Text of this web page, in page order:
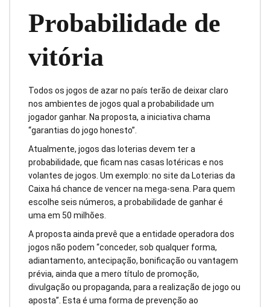
Probabilidade de
vitória
Todos os jogos de azar no país terão de deixar claro
nos ambientes de jogos qual a probabilidade um
jogador ganhar. Na proposta, a iniciativa chama
“garantias do jogo honesto”.
Atualmente, jogos das loterias devem ter a
probabilidade, que ficam nas casas lotéricas e nos
volantes de jogos. Um exemplo: no site da Loterias da
Caixa há chance de vencer na mega-sena. Para quem
escolhe seis números, a probabilidade de ganhar é
uma em 50 milhões.
A proposta ainda prevê que a entidade operadora dos
jogos não podem “conceder, sob qualquer forma,
adiantamento, antecipação, bonificação ou vantagem
prévia, ainda que a mero título de promoção,
divulgação ou propaganda, para a realização de jogo ou
aposta”. Esta é uma forma de prevenção ao